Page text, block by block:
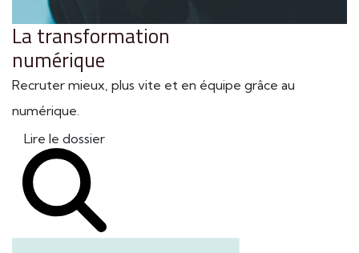
La transformation
numérique
Recruter mieux, plus vite et en équipe grâce au
numérique.
Lire le dossier